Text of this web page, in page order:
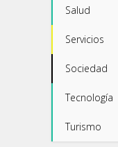
Salud
Servicios
Sociedad
Tecnología
Turismo